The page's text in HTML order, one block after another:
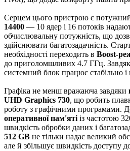
Серцем цього пристрою є
14400 — 10 ядер і 16 потоків
обчислювальну потужність, що
здійснювати багатозадачність.
необхідності переходить в Boost-
до приголомшливих 4.7 ГГц.
системний блок працює стабільно
Графіка не менш вражаюча завдяки
UHD Graphics 730, що робить
роботу з графічними програмами.
оперативної пам'яті із частотою
швидкість обробки даних і
512 GB не тільки надає великий
але й збільшує швидкість доступу